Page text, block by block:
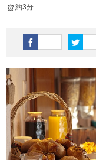
約3分
英単語
その他英語関連
行ってきたあれこれ
旅行関連あれこれ
美容あれこれ